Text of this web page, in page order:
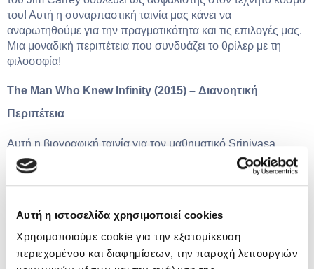
Αυτή η ιστοσελίδα χρησιμοποιεί cookies
Χρησιμοποιούμε cookie για την εξατομίκευση
περιεχομένου και διαφημίσεων, την παροχή λειτουργιών
του! Αυτή η συναρπαστική ταινία μας κάνει να
αναρωτηθούμε για την πραγματικότητα και τις επιλογές μας.
Μια μοναδική περιπέτεια που συνδυάζει το θρίλερ με τη
φιλοσοφία!
The Man Who Knew Infinity (2015) – Διανοητική
Περιπέτεια
Αυτή η βιογραφική ταινία για τον μαθηματικό Srinivasa
Ramanujan αγγίζει τον τρόπο που η ανθρώπινη ιδιοφυΐα
μπορεί να υπερβεί τα όρια. Με συγκλονιστική ερμηνεία από
τον Dev Patel, αυτή η ταινία αποκαλύπτει τον αγώνα του
υποτιμά τους διαφορετικούς. Ένα εμπνευσμένο ταξίδι
γεμάτο μαθηματικό μεγαλείο και συναισθηματική δύναμη!
Good Will Hunting (1997) – Δραματική Αναζήτηση